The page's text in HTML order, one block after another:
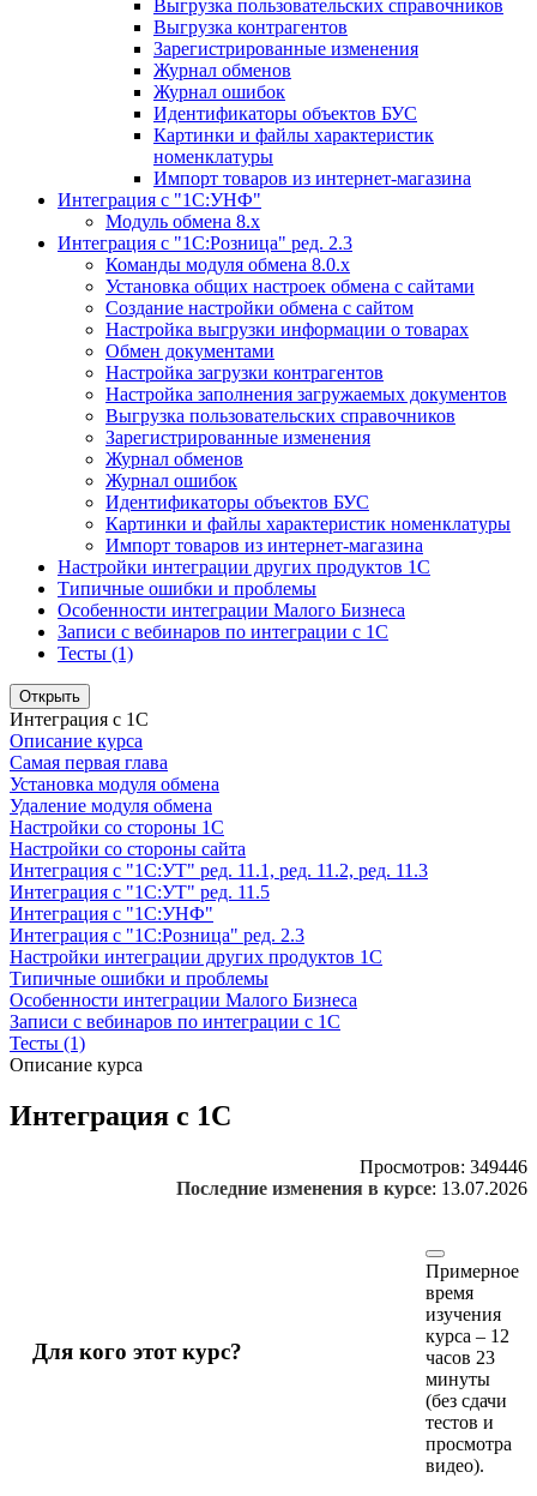
Выгрузка пользовательских справочников
Выгрузка контрагентов
Зарегистрированные изменения
Журнал обменов
Журнал ошибок
Идентификаторы объектов БУС
Картинки и файлы характеристик
номенклатуры
Импорт товаров из интернет-магазина
Интеграция с "1С:УНФ"
Модуль обмена 8.х
Интеграция с "1С:Розница" ред. 2.3
Команды модуля обмена 8.0.х
Установка общих настроек обмена с сайтами
Создание настройки обмена с сайтом
Настройка выгрузки информации о товарах
Обмен документами
Настройка загрузки контрагентов
Настройка заполнения загружаемых документов
Выгрузка пользовательских справочников
Зарегистрированные изменения
Журнал обменов
Журнал ошибок
Идентификаторы объектов БУС
Картинки и файлы характеристик номенклатуры
Импорт товаров из интернет-магазина
Настройки интеграции других продуктов 1С
Типичные ошибки и проблемы
Особенности интеграции Малого Бизнеса
Записи с вебинаров по интеграции с 1С
Тесты (1)
Открыть
Интеграция с 1С
Описание курса
Самая первая глава
Установка модуля обмена
Удаление модуля обмена
Настройки со стороны 1С
Настройки со стороны сайта
Интеграция с "1С:УТ" ред. 11.1, ред. 11.2, ред. 11.3
Интеграция с "1С:УТ" ред. 11.5
Интеграция с "1С:УНФ"
Интеграция с "1С:Розница" ред. 2.3
Настройки интеграции других продуктов 1С
Типичные ошибки и проблемы
Особенности интеграции Малого Бизнеса
Записи с вебинаров по интеграции с 1С
Тесты (1)
Описание курса
Интеграция с 1С
Просмотров: 349446
Последние изменения в курсе: 13.07.2026
Для кого этот курс?
Примерное
время
изучения
курса – 12
часов 23
минуты
(без сдачи
тестов и
просмотра
видео).